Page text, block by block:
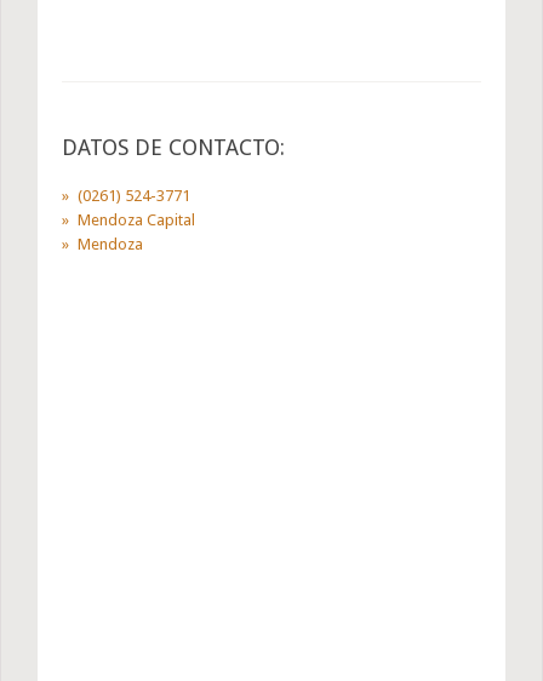
DATOS DE CONTACTO:
(0261) 524-3771
Mendoza Capital
Mendoza